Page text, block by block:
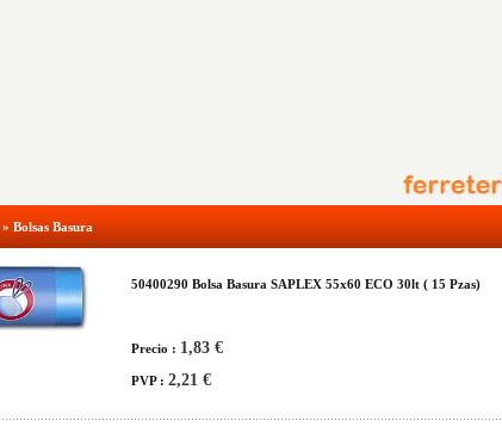
» Bolsas Basura
50400290 Bolsa Basura SAPLEX 55x60 ECO 30lt ( 15 Pzas)
Precio : 1,83 €
PVP : 2,21 €